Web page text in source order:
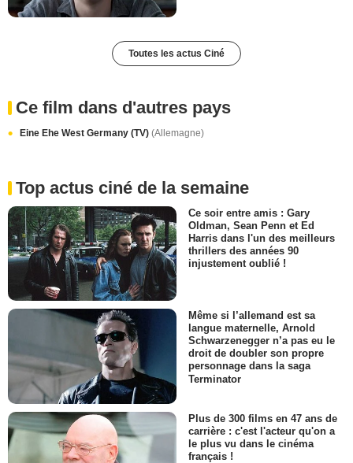
Toutes les actus Ciné
Ce film dans d'autres pays
Eine Ehe West Germany (TV) (Allemagne)
Top actus ciné de la semaine
Ce soir entre amis : Gary
Oldman, Sean Penn et Ed
Harris dans l'un des meilleurs
thrillers des années 90
injustement oublié !
Même si l’allemand est sa
langue maternelle, Arnold
Schwarzenegger n’a pas eu le
droit de doubler son propre
personnage dans la saga
Terminator
Plus de 300 films en 47 ans de
carrière : c'est l'acteur qu'on a
le plus vu dans le cinéma
français !